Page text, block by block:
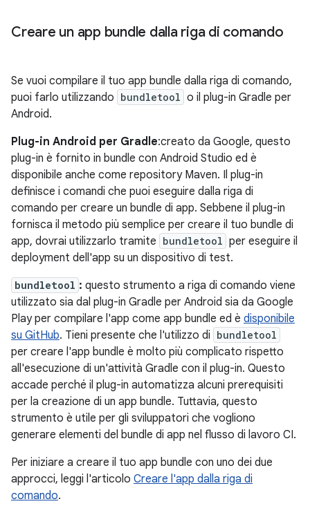
Creare un app bundle dalla riga di comando
Se vuoi compilare il tuo app bundle dalla riga di comando,
puoi farlo utilizzando bundletool o il plug-in Gradle per
Android.
Plug-in Android per Gradle:creato da Google, questo
plug-in è fornito in bundle con Android Studio ed è
disponibile anche come repository Maven. Il plug-in
definisce i comandi che puoi eseguire dalla riga di
comando per creare un bundle di app. Sebbene il plug-in
fornisca il metodo più semplice per creare il tuo bundle di
app, dovrai utilizzarlo tramite bundletool per eseguire il
deployment dell'app su un dispositivo di test.
bundletool : questo strumento a riga di comando viene
utilizzato sia dal plug-in Gradle per Android sia da Google
Play per compilare l'app come app bundle ed è disponibile
su GitHub. Tieni presente che l'utilizzo di bundletool
per creare l'app bundle è molto più complicato rispetto
all'esecuzione di un'attività Gradle con il plug-in. Questo
accade perché il plug-in automatizza alcuni prerequisiti
per la creazione di un app bundle. Tuttavia, questo
strumento è utile per gli sviluppatori che vogliono
generare elementi del bundle di app nel flusso di lavoro CI.
Per iniziare a creare il tuo app bundle con uno dei due
approcci, leggi l'articolo Creare l'app dalla riga di
comando.